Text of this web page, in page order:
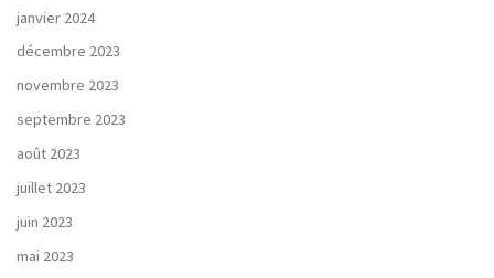
janvier 2024
décembre 2023
novembre 2023
septembre 2023
août 2023
juillet 2023
juin 2023
mai 2023